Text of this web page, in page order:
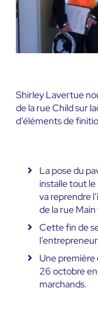
Shirley Lavertue
de la rue Child sur
d’éléments de
La pose du
installe tout le
va reprendre
de la rue
Cette fin de
Une première
26 octobre
marchands.